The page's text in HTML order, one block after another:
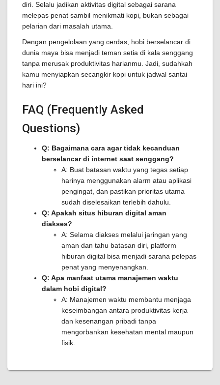
diri. Selalu jadikan aktivitas digital sebagai sarana
melepas penat sambil menikmati kopi, bukan sebagai
pelarian dari masalah utama.
Dengan pengelolaan yang cerdas, hobi berselancar di
dunia maya bisa menjadi teman setia di kala senggang
tanpa merusak produktivitas harianmu. Jadi, sudahkah
kamu menyiapkan secangkir kopi untuk jadwal santai
hari ini?
FAQ (Frequently Asked
Questions)
Q: Bagaimana cara agar tidak kecanduan
berselancar di internet saat senggang?
A: Buat batasan waktu yang tegas setiap
harinya menggunakan alarm atau aplikasi
pengingat, dan pastikan prioritas utama
sudah diselesaikan terlebih dahulu.
Q: Apakah situs hiburan digital aman
diakses?
A: Selama diakses melalui jaringan yang
aman dan tahu batasan diri, platform
hiburan digital bisa menjadi sarana pelepas
penat yang menyenangkan.
Q: Apa manfaat utama manajemen waktu
dalam hobi digital?
A: Manajemen waktu membantu menjaga
keseimbangan antara produktivitas kerja
dan kesenangan pribadi tanpa
mengorbankan kesehatan mental maupun
fisik.